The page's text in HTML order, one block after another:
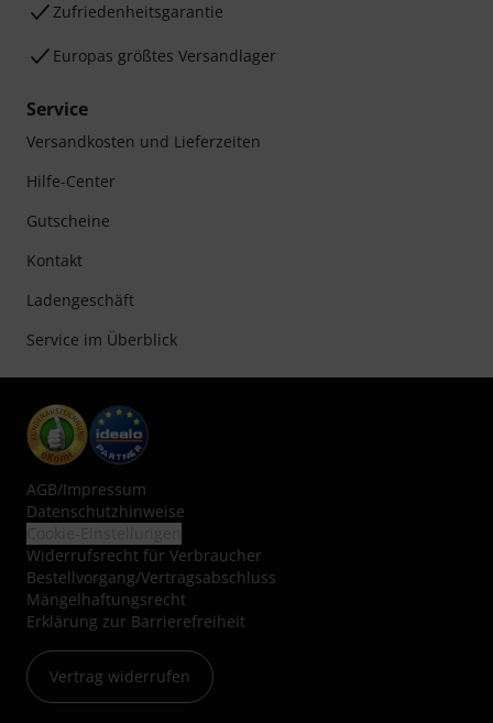
Zufriedenheitsgarantie
Europas größtes Versandlager
Service
Versandkosten und Lieferzeiten
Hilfe-Center
Gutscheine
Kontakt
Ladengeschäft
Service im Überblick
AGB/Impressum
Datenschutzhinweise
Widerrufsrecht für Verbraucher
Bestellvorgang/Vertragsabschluss
Mängelhaftungsrecht
Erklärung zur Barrierefreiheit
Vertrag widerrufen